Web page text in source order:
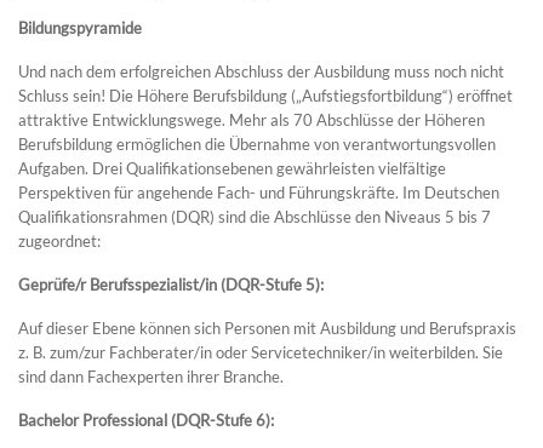
Bildungspyramide
Und nach dem erfolgreichen Abschluss der Ausbildung muss noch nicht
Schluss sein! Die Höhere Berufsbildung („Aufstiegsfortbildung“) eröffnet
attraktive Entwicklungswege. Mehr als 70 Abschlüsse der Höheren
Berufsbildung ermöglichen die Übernahme von verantwortungsvollen
Aufgaben. Drei Qualifikationsebenen gewährleisten vielfältige
Perspektiven für angehende Fach- und Führungskräfte. Im Deutschen
Qualifikationsrahmen (DQR) sind die Abschlüsse den Niveaus 5 bis 7
zugeordnet:
Geprüfe/r Berufsspezialist/in (DQR-Stufe 5):
Auf dieser Ebene können sich Personen mit Ausbildung und Berufspraxis
z. B. zum/zur Fachberater/in oder Servicetechniker/in weiterbilden. Sie
sind dann Fachexperten ihrer Branche.
Bachelor Professional (DQR-Stufe 6):